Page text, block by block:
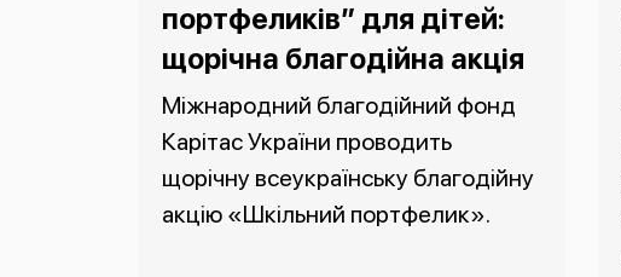
портфеликів” для дітей:
щорічна благодійна акція
Міжнародний благодійний фонд
Карітас України проводить
щорічну всеукраїнську благодійну
акцію «Шкільний портфелик».